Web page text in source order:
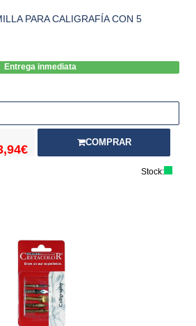
PARA CALIGRAFÍA CON 5
Entrega inmediata
COMPRAR
Stock: